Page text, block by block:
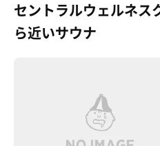
セントラルウェルネス
ら近いサウナ